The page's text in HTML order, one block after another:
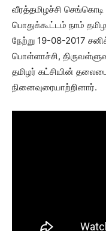
வீரத்தமிழச்சி
பொதுக்கூட்டம் நாம்
நேற்று 19-08-2017
பொள்ளாச்சி,
தமிழர் கட்சியின்
நினைவுரையாற்றினார்.